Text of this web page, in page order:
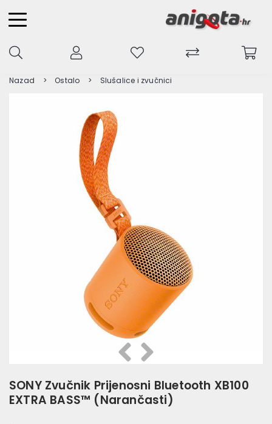
Nazad Ostalo Slušalice i zvučnici
PrethodnaSlijedeća
SONY Zvučnik Prijenosni Bluetooth XB100
EXTRA BASS™ (Narančasti)